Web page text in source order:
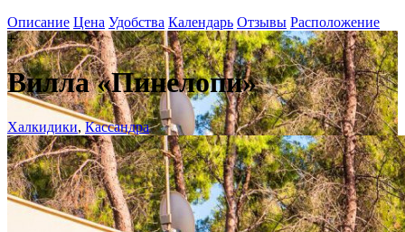
Описание Цена Удобства Календарь Отзывы Расположение
+
Вилла «Пинелопи»
Халкидики,Кассандра